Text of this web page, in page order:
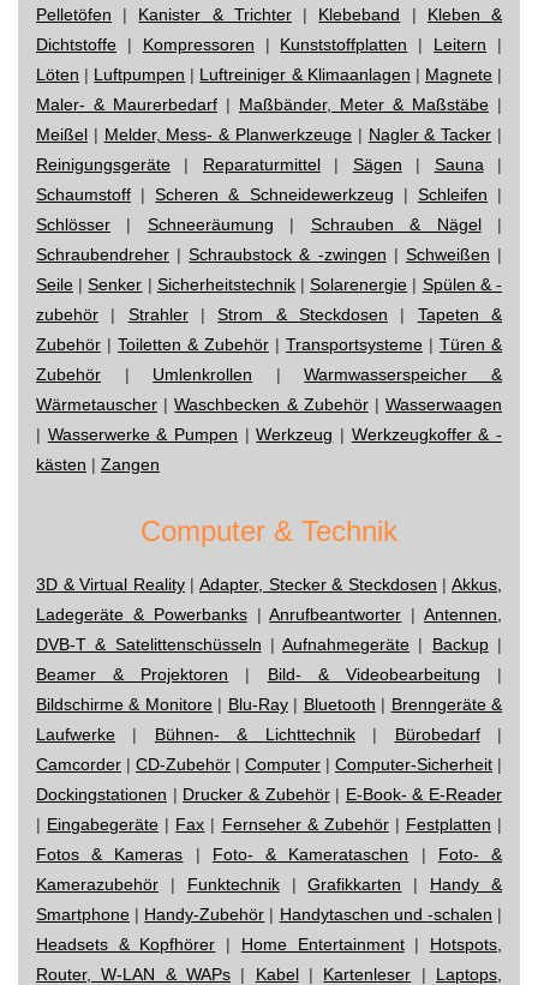
Pelletöfen | Kanister & Trichter| Klebeband | Kleben &
Dichtstoffe | Kompressoren | Kunststoffplatten | Leitern |
Löten | Luftpumpen | Luftreiniger & Klimaanlagen | Magnete|
Maler- & Maurerbedarf | Maßbänder, Meter & Maßstäbe |
Meißel | Melder, Mess- & Planwerkzeuge | Nagler & Tacker |
Reinigungsgeräte | Reparaturmittel| Sägen | Sauna |
Schaumstoff |Scheren & Schneidewerkzeug | Schleifen |
Schlösser | Schneeräumung | Schrauben & Nägel|
Schraubendreher |Schraubstock & -zwingen | Schweißen |
Seile |Senker | Sicherheitstechnik|Solarenergie | Spülen & -
zubehör | Strahler|Strom & Steckdosen | Tapeten &
Zubehör | Toiletten & Zubehör | Transportsysteme | Türen &
Zubehör | Umlenkrollen |Warmwasserspeicher &
Wärmetauscher |Waschbecken & Zubehör|Wasserwaagen
| Wasserwerke & Pumpen |Werkzeug | Werkzeugkoffer & -
kästen | Zangen
Computer & Technik
3D & Virtual Reality|Adapter, Stecker & Steckdosen |Akkus,
Ladegeräte & Powerbanks|Anrufbeantworter |Antennen,
DVB-T & Satelittenschüsseln |Aufnahmegeräte | Backup|
Beamer & Projektoren | Bild- & Videobearbeitung |
Bildschirme & Monitore| Blu-Ray| Bluetooth | Brenngeräte &
Laufwerke | Bühnen- & Lichttechnik| Bürobedarf|
Camcorder | CD-Zubehör | Computer | Computer-Sicherheit |
Dockingstationen | Drucker & Zubehör| E-Book- & E-Reader
| Eingabegeräte | Fax | Fernseher & Zubehör| Festplatten |
Fotos & Kameras | Foto- & Kamerataschen | Foto- &
Kamerazubehör | Funktechnik|Grafikkarten | Handy &
Smartphone | Handy-Zubehör | Handytaschen und -schalen |
Headsets & Kopfhörer | Home Entertainment| Hotspots,
Router, W-LAN & WAPs | Kabel| Kartenleser | Laptops,